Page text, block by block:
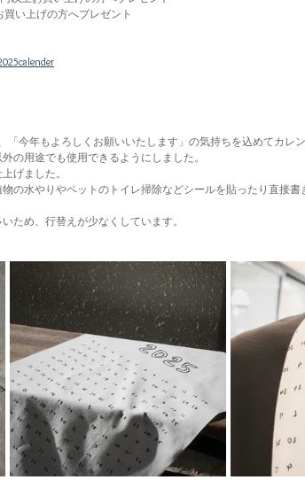
買い上げの方へプレゼント
今年もよろしくお願いいたします」の気持ちを込めてカレン
の用途でも使用できるようにしました。
げました。
の水やりやペットのトイレ掃除などシールを貼ったり直接
ため、行替えが少なくしています。